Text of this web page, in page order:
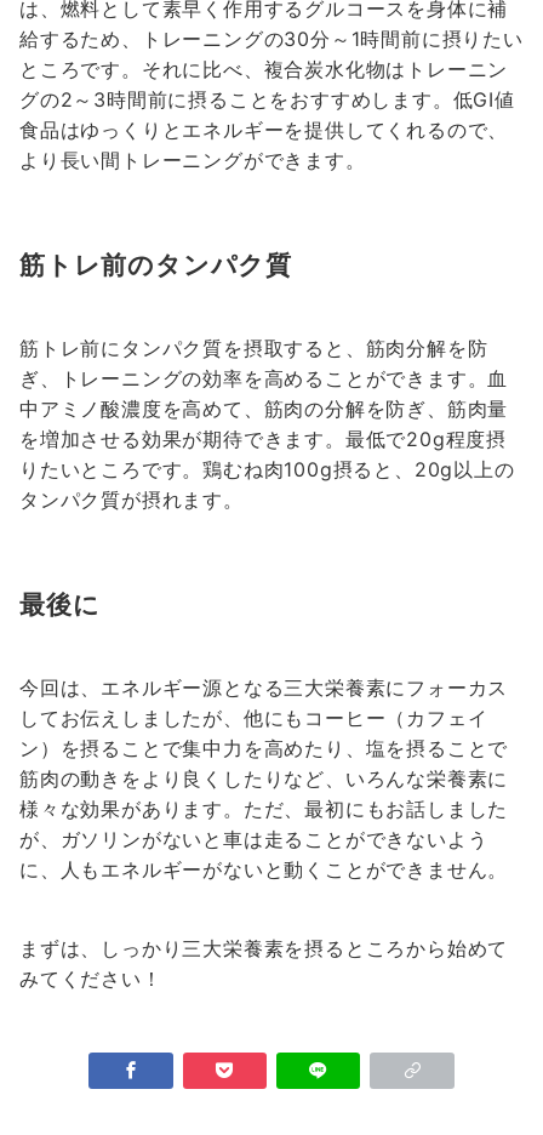
は、燃料として素早く作用するグルコースを身体に補
給するため、トレーニングの30分～1時間前に摂りたい
ところです。それに比べ、複合炭水化物はトレーニン
グの2～3時間前に摂ることをおすすめします。低GI値
食品はゆっくりとエネルギーを提供してくれるので、
より長い間トレーニングができます。
筋トレ前のタンパク質
筋トレ前にタンパク質を摂取すると、筋肉分解を防
ぎ、トレーニングの効率を高めることができます。血
中アミノ酸濃度を高めて、筋肉の分解を防ぎ、筋肉量
を増加させる効果が期待できます。最低で20g程度摂
りたいところです。鶏むね肉100g摂ると、20g以上の
タンパク質が摂れます。
最後に
今回は、エネルギー源となる三大栄養素にフォーカス
してお伝えしましたが、他にもコーヒー（カフェイ
ン）を摂ることで集中力を高めたり、塩を摂ることで
筋肉の動きをより良くしたりなど、いろんな栄養素に
様々な効果があります。ただ、最初にもお話しました
が、ガソリンがないと車は走ることができないよう
に、人もエネルギーがないと動くことができません。
まずは、しっかり三大栄養素を摂るところから始めて
みてください！